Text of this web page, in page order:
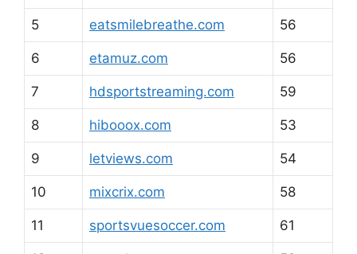
5 eatsmilebreathe.com 56
6 etamuz.com 56
7 hdsportstreaming.com 59
8 hibooox.com 53
9 letviews.com 54
10 mixcrix.com 58
11 sportsvuesoccer.com 61